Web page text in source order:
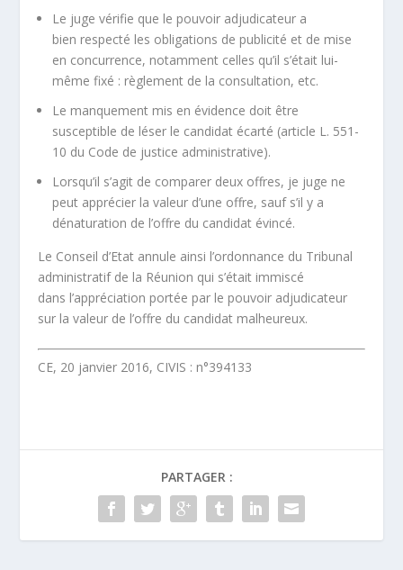
Le juge vérifie que le pouvoir adjudicateur a
bien respecté les obligations de publicité et de mise
en concurrence, notamment celles qu’il s’était lui-
même fixé : règlement de la consultation, etc.
Le manquement mis en évidence doit être
susceptible de léser le candidat écarté (article L. 551-
10 du Code de justice administrative).
Lorsqu’il s’agit de comparer deux offres, je juge ne
peut apprécier la valeur d’une offre, sauf s’il y a
dénaturation de l’offre du candidat évincé.
Le Conseil d’Etat annule ainsi l’ordonnance du Tribunal
administratif de la Réunion qui s’était immiscé
dans l’appréciation portée par le pouvoir adjudicateur
sur la valeur de l’offre du candidat malheureux.
CE, 20 janvier 2016, CIVIS : n°394133
PARTAGER :